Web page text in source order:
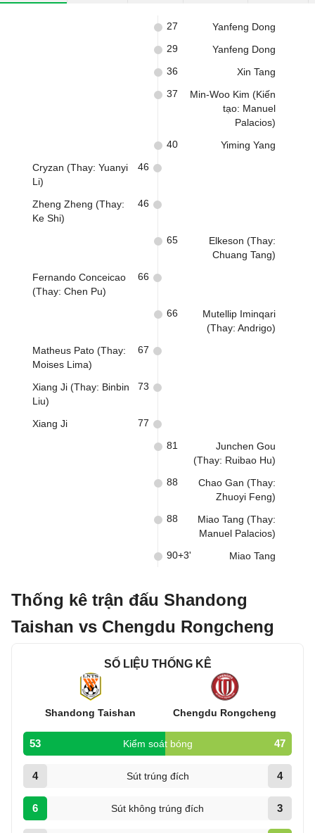
Yanfeng Dong
27
Yanfeng Dong
29
Xin Tang
36
Min-Woo Kim (Kiến
tạo: Manuel
Palacios)
37
Yiming Yang
40
Cryzan (Thay: Yuanyi
Li)
46
Zheng Zheng (Thay:
Ke Shi)
46
Elkeson (Thay:
Chuang Tang)
65
Fernando Conceicao
(Thay: Chen Pu)
66
Mutellip Iminqari
(Thay: Andrigo)
66
Matheus Pato (Thay:
Moises Lima)
67
Xiang Ji (Thay: Binbin
Liu)
73
Xiang Ji 77
Junchen Gou
(Thay: Ruibao Hu)
81
Chao Gan (Thay:
Zhuoyi Feng)
88
Miao Tang (Thay:
Manuel Palacios)
88
Miao Tang
90+3'
Thống kê trận đấu Shandong
Taishan vs Chengdu Rongcheng
SỐ LIỆU THỐNG KÊ
Shandong Taishan Chengdu Rongcheng
53 Kiểm soát bóng 47
4 Sút trúng đích 4
6 Sút không trúng đích 3